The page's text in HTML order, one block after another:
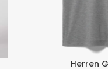
Herren